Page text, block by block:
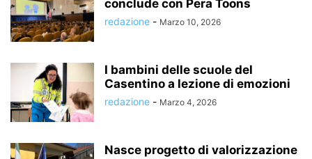
conclude con Pera Toons
redazione - Marzo 10, 2026
I bambini delle scuole del
Casentino a lezione di emozioni
redazione - Marzo 4, 2026
Nasce progetto di valorizzazione